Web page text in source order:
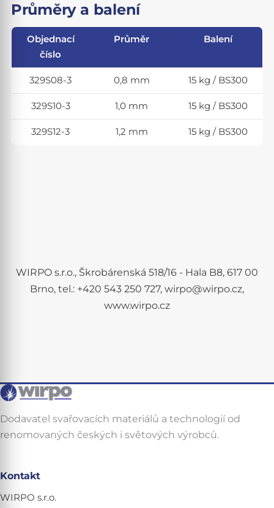
Průměry a balení
Objednací
číslo
Průměr Balení
329S08-3 0,8 mm 15 kg / BS300
329S10-3 1,0 mm 15 kg / BS300
329S12-3 1,2 mm 15 kg / BS300
WIRPO s.r.o., Škrobárenská 518/16 - Hala B8, 617 00
Brno, tel.: +420 543 250 727, wirpo@wirpo.cz,
www.wirpo.cz
Dodavatel svařovacích materiálů a technologií od
renomovaných českých i světových výrobců.
Kontakt
WIRPO s.r.o.